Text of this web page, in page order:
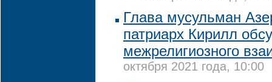
Глава мусульман
патриарх Кирилл
межрелигиозного
октября 2021 года, 10:00